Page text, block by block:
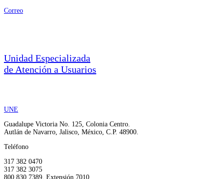
Correo
Unidad Especializada
de Atención a Usuarios
UNE
Guadalupe Victoria No. 125, Colonia Centro.
Autlán de Navarro, Jalisco, México, C.P. 48900.
Teléfono
317 382 0470
317 382 3075
800 830 7389, Extensión 7010